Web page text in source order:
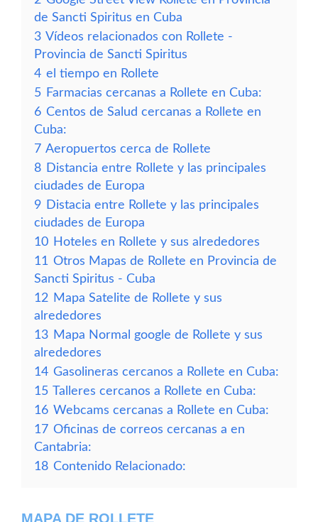
de Sancti Spiritus en Cuba
3 Vídeos relacionados con Rollete -
Provincia de Sancti Spiritus
4 el tiempo en Rollete
5 Farmacias cercanas a Rollete en Cuba:
6 Centos de Salud cercanas a Rollete en
Cuba:
7 Aeropuertos cerca de Rollete
8 Distancia entre Rollete y las principales
ciudades de Europa
9 Distacia entre Rollete y las principales
ciudades de Europa
10 Hoteles en Rollete y sus alrededores
11 Otros Mapas de Rollete en Provincia de
Sancti Spiritus - Cuba
12 Mapa Satelite de Rollete y sus
alrededores
13 Mapa Normal google de Rollete y sus
alrededores
14 Gasolineras cercanos a Rollete en Cuba:
15 Talleres cercanos a Rollete en Cuba:
16 Webcams cercanas a Rollete en Cuba:
17 Oficinas de correos cercanas a en
Cantabria:
18 Contenido Relacionado:
MAPA DE ROLLETE